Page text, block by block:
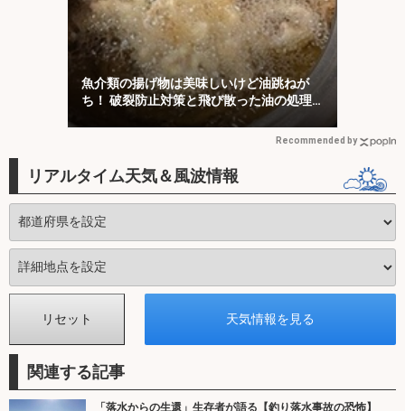
魚介類の揚げ物は美味しいけど油跳ねが
ち！ 破裂防止対策と飛び散った油の処理
Recommended by
リアルタイム天気＆風波情報
関連する記事
「落水からの生還」生存者が語る【釣り落水事故の恐怖】